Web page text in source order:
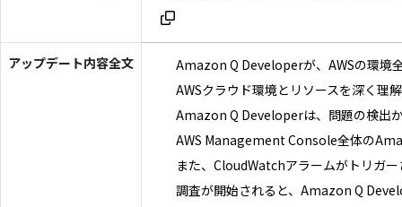
アップデート内容全文
Amazon Q Developerが、AWSの環境
AWSクラウド環境とリソースを深く理
Amazon Q Developerは、問題の検出
AWS Management Console全体の
また、CloudWatchアラームがトリガ
調査が開始されると、Amazon Q